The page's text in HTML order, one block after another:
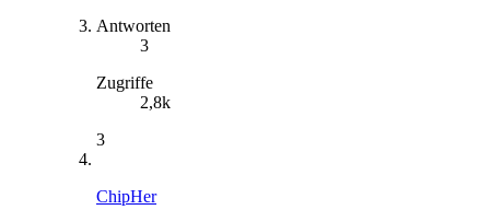
Antworten
3
Zugriffe
2,8k
3
ChipHer